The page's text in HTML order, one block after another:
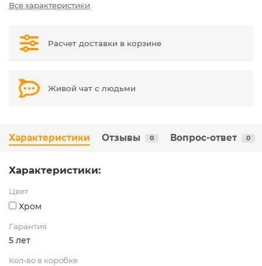
Все характеристики
Расчет доставки в корзине
Живой чат с людьми
Характеристики Отзывы 0 Вопрос-ответ 0
Характеристики:
Цвет
Хром
Гарантия
5 лет
Кол-во в коробке